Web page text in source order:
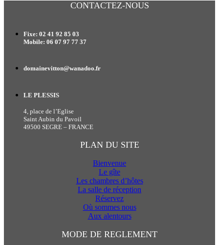
CONTACTEZ-NOUS
Fixe: 02 41 92 85 03
Mobile: 06 07 97 77 37
domainevitton@wanadoo.fr
LE PLESSIS
4, place de l’Eglise
Saint Aubin du Pavoil
49500 SEGRE – FRANCE
PLAN DU SITE
Bienvenue
Le gîte
Les chambres d’hôtes
La salle de réception
Réservez
Où sommes nous
Aux alentours
MODE DE REGLEMENT